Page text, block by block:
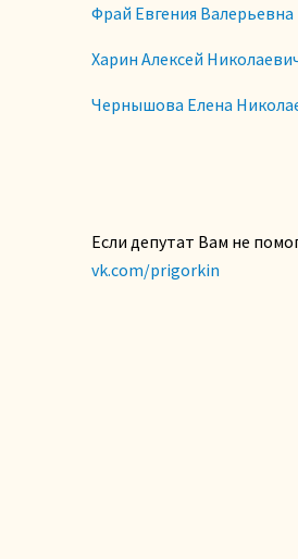
Фрай Евгения Валерьевна
Харин Алексей
Чернышова Елена
Если депутат Вам не
vk.com/prigorkin